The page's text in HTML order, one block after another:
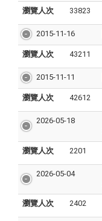
瀏覽人次 33823
2015-11-16
瀏覽人次 43211
2015-11-11
瀏覽人次 42612
2026-05-18
瀏覽人次 2201
2026-05-04
瀏覽人次 2402